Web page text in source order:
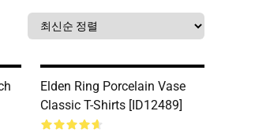
Elden Ring Porcelain Vase
Classic T-Shirts [ID12489]